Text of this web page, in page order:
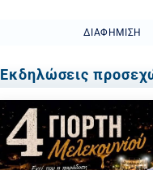
ΔΙΑΦΉΜΙΣΗ
Εκδηλώσεις